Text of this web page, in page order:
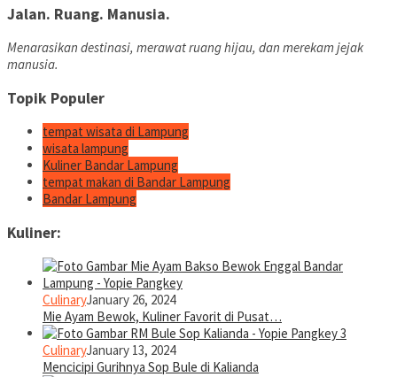
Jalan. Ruang. Manusia.
Menarasikan destinasi, merawat ruang hijau, dan merekam jejak
manusia.
Topik Populer
tempat wisata di Lampung
wisata lampung
Kuliner Bandar Lampung
tempat makan di Bandar Lampung
Bandar Lampung
Kuliner:
CulinaryJanuary 26, 2024
Mie Ayam Bewok, Kuliner Favorit di Pusat…
CulinaryJanuary 13, 2024
Mencicipi Gurihnya Sop Bule di Kalianda